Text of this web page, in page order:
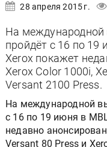
28 апреля 2015 г.
На международной
пройдёт с 16 по
Xerox покажет
Xerox Color 1000i,
Versant 2100 Press.
На международной
с 16 по 19 июня в
недавно
Versant 80 Press и